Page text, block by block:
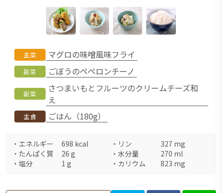
主菜 マグロの味噌風味フライ
副菜 ごぼうのペペロンチーノ
副菜
さつまいもとフルーツのクリームチーズ和
え
主食 ごはん（180g）
・ エネルギー 698 kcal ・ リン 327 mg
・ たんぱく質 26 g ・ 水分量 270 ml
・ 塩分 1 g ・ カリウム 823 mg